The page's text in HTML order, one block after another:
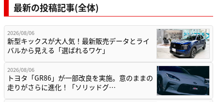
最新の投稿記事(全体)
2026/08/06
新型キックスが大人気！最新販売データとライ
バルから見える「選ばれるワケ」
2026/08/06
トヨタ「GR86」が一部改良を実施。意のままの
走りがさらに進化！「ソリッドグ…